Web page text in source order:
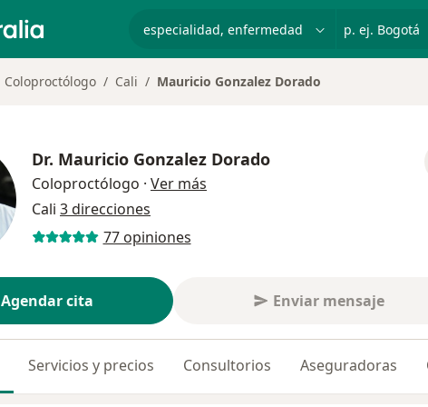
p. ej. Bogotá
Coloproctólogo Cali Mauricio Gonzalez Dorado
Dr. Mauricio Gonzalez Dorado
Coloproctólogo · Ver más
Cali 3 direcciones
77 opiniones
Agendar cita Enviar mensaje
Servicios y precios Consultorios Aseguradoras